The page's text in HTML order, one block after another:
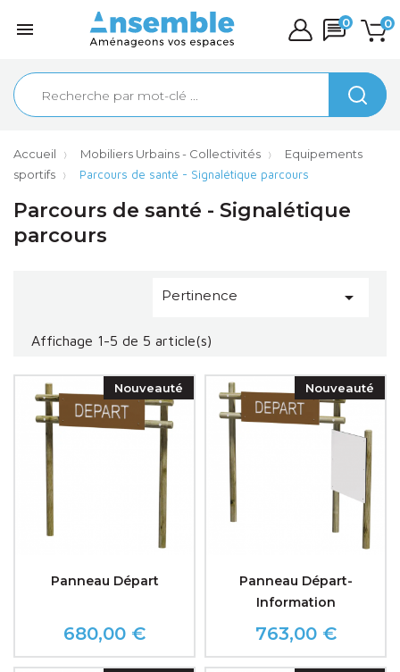
 0
0
Accueil Mobiliers Urbains - Collectivités
Equipements
sportifs
Parcours de santé - Signalétique parcours
Parcours de santé - Signalétique
parcours
Pertinence 
Affichage 1-5 de 5 article(s)
Nouveauté
Panneau Départ
Prix
680,00 €
Nouveauté
Panneau Départ-
Information
Prix
763,00 €